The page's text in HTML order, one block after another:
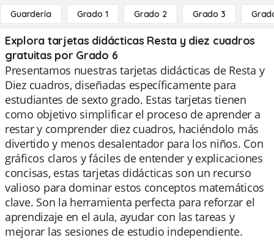
Guardería Grado 1 Grado 2 Grado 3
Explora tarjetas didácticas Resta y diez cuadros
gratuitas por Grado 6
Presentamos nuestras tarjetas didácticas de Resta y
Diez cuadros, diseñadas específicamente para
estudiantes de sexto grado. Estas tarjetas tienen
como objetivo simplificar el proceso de aprender a
restar y comprender diez cuadros, haciéndolo más
divertido y menos desalentador para los niños. Con
gráficos claros y fáciles de entender y explicaciones
concisas, estas tarjetas didácticas son un recurso
valioso para dominar estos conceptos matemáticos
clave. Son la herramienta perfecta para reforzar el
aprendizaje en el aula, ayudar con las tareas y
mejorar las sesiones de estudio independiente.